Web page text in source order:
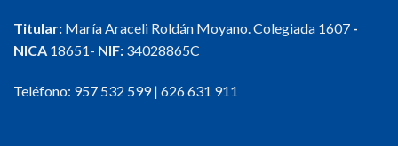
Titular: María Araceli Roldán Moyano. Colegiada 1607 -
NICA 18651- NIF: 34028865C
Teléfono: 957 532 599| 626 631 911